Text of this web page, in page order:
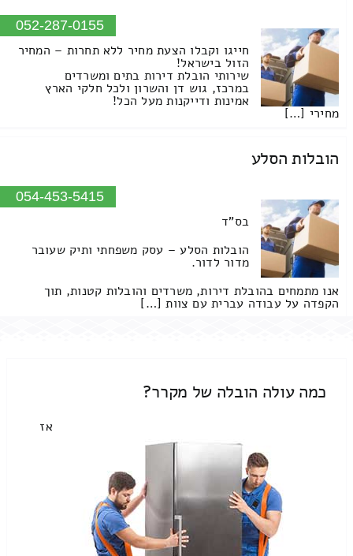
052-287-0155
חייגו וקבלו הצעת מחיר ללא תחרות – המחיר
הזול בישראל!
שירותי הובלת דירות בתים ומשרדים
במרכז, גוש דן והשרון ולכל חלקי הארץ
אמינות ודייקנות מעל הכל!
מחירי […]
הובלות הסלע
054-453-5415
בס"ד
הובלות הסלע – עסק משפחתי ותיק שעובר
מדור לדור.
אנו מתמחים בהובלת דירות, משרדים והובלות קטנות, תוך
הקפדה על עבודה עברית עם צוות […]
כמה עולה הובלה של מקרר?
אז